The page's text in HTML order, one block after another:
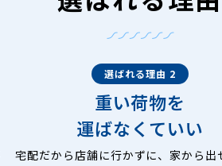
選ばれる理由 2
重い荷物を
運ばなくていい
宅配だから店舗に行かずに、家から出